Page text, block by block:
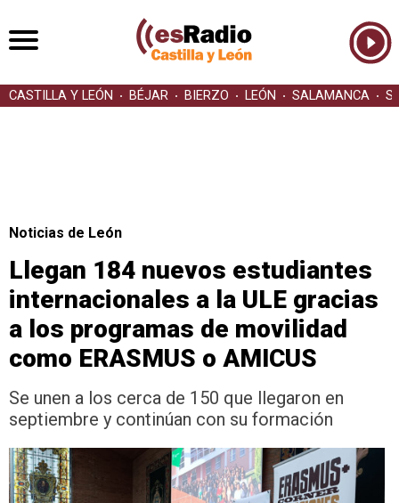
CASTILLA Y LEÓN BÉJAR BIERZO LEÓN SALAMANCA
Noticias de León
Llegan 184 nuevos estudiantes
internacionales a la ULE gracias
a los programas de movilidad
como ERASMUS o AMICUS
Se unen a los cerca de 150 que llegaron en
septiembre y continúan con su formación